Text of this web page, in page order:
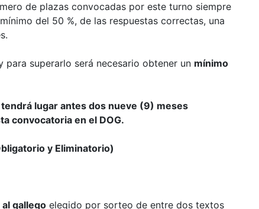
de plazas convocadas por este turno siempre
del 50 %, de las respuestas correctas, una
para superarlo será necesario obtener un mínimo
tendrá lugar antes dos nueve (9) meses
convocatoria en el DOG.
y Eliminatorio)
gallego elegido por sorteo de entre dos textos